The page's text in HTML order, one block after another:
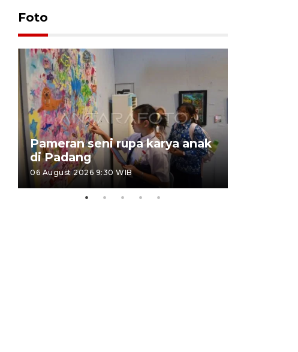
Foto
Pameran seni rupa karya anak
di Padang
06 August 2026 9:30 WIB